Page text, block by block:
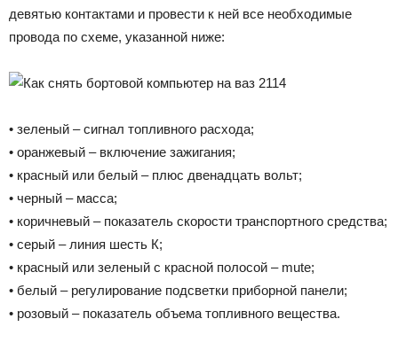
девятью контактами и провести к ней все необходимые
провода по схеме, указанной ниже:
• зеленый – сигнал топливного расхода;
• оранжевый – включение зажигания;
• красный или белый – плюс двенадцать вольт;
• черный – масса;
• коричневый – показатель скорости транспортного средства;
• серый – линия шесть К;
• красный или зеленый с красной полосой – mute;
• белый – регулирование подсветки приборной панели;
• розовый – показатель объема топливного вещества.